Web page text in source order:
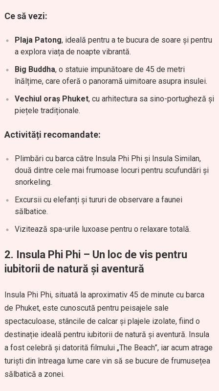
Ce să vezi:
Plaja Patong, ideală pentru a te bucura de soare și pentru
a explora viața de noapte vibrantă.
Big Buddha, o statuie impunătoare de 45 de metri
înălțime, care oferă o panoramă uimitoare asupra insulei.
Vechiul oraș Phuket, cu arhitectura sa sino-portugheză și
piețele tradiționale.
Activități recomandate:
Plimbări cu barca către Insula Phi Phi și Insula Similan,
două dintre cele mai frumoase locuri pentru scufundări și
snorkeling.
Excursii cu elefanți și tururi de observare a faunei
sălbatice.
Vizitează spa-urile luxoase pentru o relaxare totală.
2. Insula Phi Phi – Un loc de vis pentru
iubitorii de natură și aventură
Insula Phi Phi, situată la aproximativ 45 de minute cu barca
de Phuket, este cunoscută pentru peisajele sale
spectaculoase, stâncile de calcar și plajele izolate, fiind o
destinație ideală pentru iubitorii de natură și aventură. Insula
a fost celebră și datorită filmului „The Beach”, iar acum atrage
turiști din întreaga lume care vin să se bucure de frumusețea
sălbatică a zonei.